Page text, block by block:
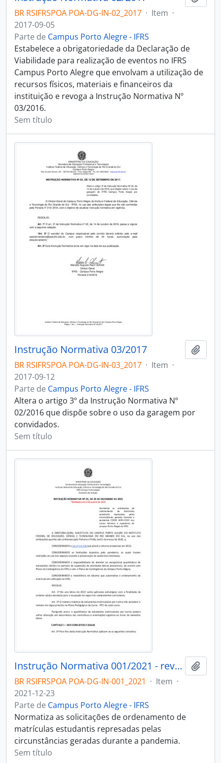
BR RSIFRSPOA POA-DG-IN-02_2017 · Item ·
2017-09-05
Parte de Campus Porto Alegre - IFRS
Estabelece a obrigatoriedade da Declaração de
Viabilidade para realização de eventos no IFRS
Campus Porto Alegre que envolvam a utilização de
recursos físicos, materiais e financeiros da
instituição e revoga a Instrução Normativa Nº
03/2016.
Sem título
Instrução Normativa 03/2017
BR RSIFRSPOA POA-DG-IN-03_2017 · Item ·
2017-09-12
Parte de Campus Porto Alegre - IFRS
Altera o artigo 3º da Instrução Normativa Nº
02/2016 que dispõe sobre o uso da garagem por
convidados.
Sem título
Instrução Normativa 001/2021 - revogado
BR RSIFRSPOA POA-DG-IN-001_2021 · Item ·
2021-12-23
Parte de Campus Porto Alegre - IFRS
Normatiza as solicitações de ordenamento de
matrículas estudantis represadas pelas
circunstâncias geradas durante a pandemia.
Sem título